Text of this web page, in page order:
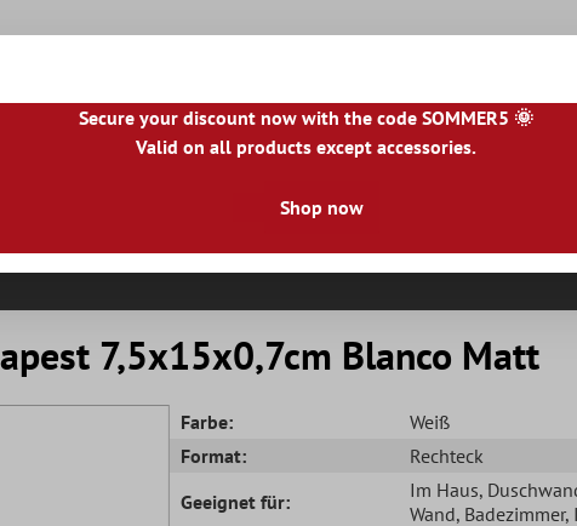
|PL| PT |FI |GR|RO |NO|HU|BG|HR|
Terrassenplatten
7,5x15x0,7cm Blanco Matt
Farbe:
Weiß
Format:
Rechteck
Geeignet für:
Im Haus,
Wand, Badezimmer,
Secure your discount now with the code SOMMER5 🌞
Valid on all products except accessories.
Shop now